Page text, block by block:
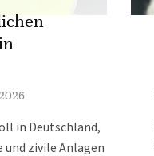
in Deutschland,
zivile Anlagen